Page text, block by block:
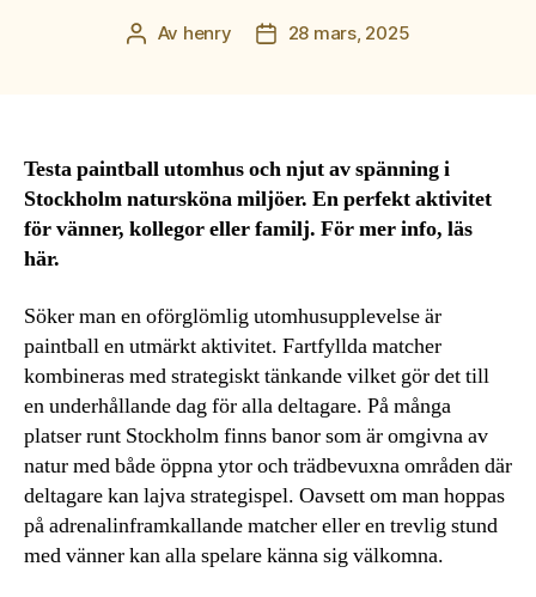
Inläggsförfattare
Av henry Inläggsdatum
28 mars, 2025
Testa paintball utomhus och njut av spänning i
Stockholm natursköna miljöer. En perfekt aktivitet
för vänner, kollegor eller familj. För mer info, läs
här.
Söker man en oförglömlig utomhusupplevelse är
paintball en utmärkt aktivitet. Fartfyllda matcher
kombineras med strategiskt tänkande vilket gör det till
en underhållande dag för alla deltagare. På många
platser runt Stockholm finns banor som är omgivna av
natur med både öppna ytor och trädbevuxna områden där
deltagare kan lajva strategispel. Oavsett om man hoppas
på adrenalinframkallande matcher eller en trevlig stund
med vänner kan alla spelare känna sig välkomna.